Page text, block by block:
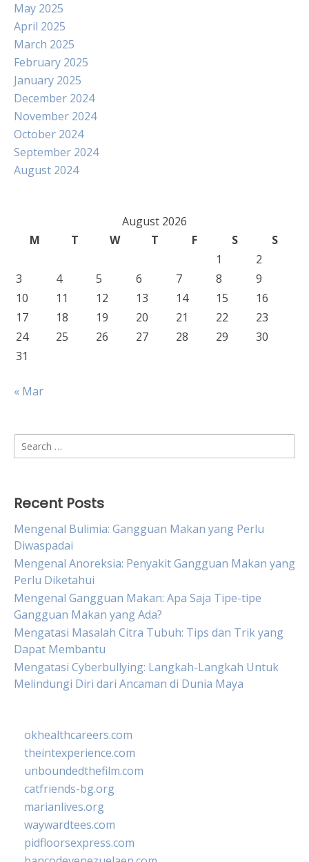
May 2025
April 2025
March 2025
February 2025
January 2025
December 2024
November 2024
October 2024
September 2024
August 2024
August 2026
M
T W T F S
S
1
2
3
4 5 6 7 8
9
10
11 12 13 14 15
16
17
18 19 20 21 22
23
24
25 26 27 28 29
30
31
« Mar
Search
for:
Recent Posts
Mengenal Bulimia: Gangguan Makan yang Perlu
Diwaspadai
Mengenal Anoreksia: Penyakit Gangguan Makan yang
Perlu Diketahui
Mengenal Gangguan Makan: Apa Saja Tipe-tipe
Gangguan Makan yang Ada?
Mengatasi Masalah Citra Tubuh: Tips dan Trik yang
Dapat Membantu
Mengatasi Cyberbullying: Langkah-Langkah Untuk
Melindungi Diri dari Ancaman di Dunia Maya
okhealthcareers.com
theintexperience.com
unboundedthefilm.com
catfriends-bg.org
marianlives.org
waywardtees.com
pidfloorsexpress.com